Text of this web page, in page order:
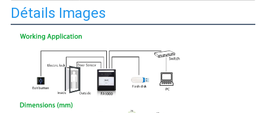
Détails Images